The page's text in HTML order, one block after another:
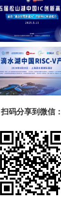
扫码分享到微信：